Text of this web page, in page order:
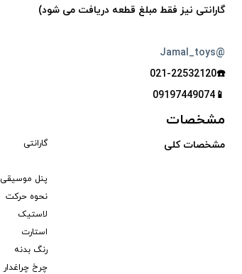
گارانتی نیز فقط مبلغ قطعه دریافت می شود)
@Jamal_toys
☎️021-22532120
📱09197449074
مشخصات
مشخصات کلی گارانتی
پنل موسیقی
نحوه حرکت
لاستیک
استارت
رنگ بدنه
چرخ چراغدار